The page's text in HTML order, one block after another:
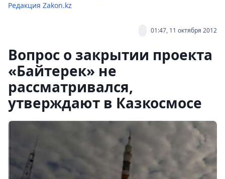
Редакция Zakon.kz
01:47, 11 октября 2012
Вопрос о закрытии проекта
«Байтерек» не
рассматривался,
утверждают в Казкосмосе